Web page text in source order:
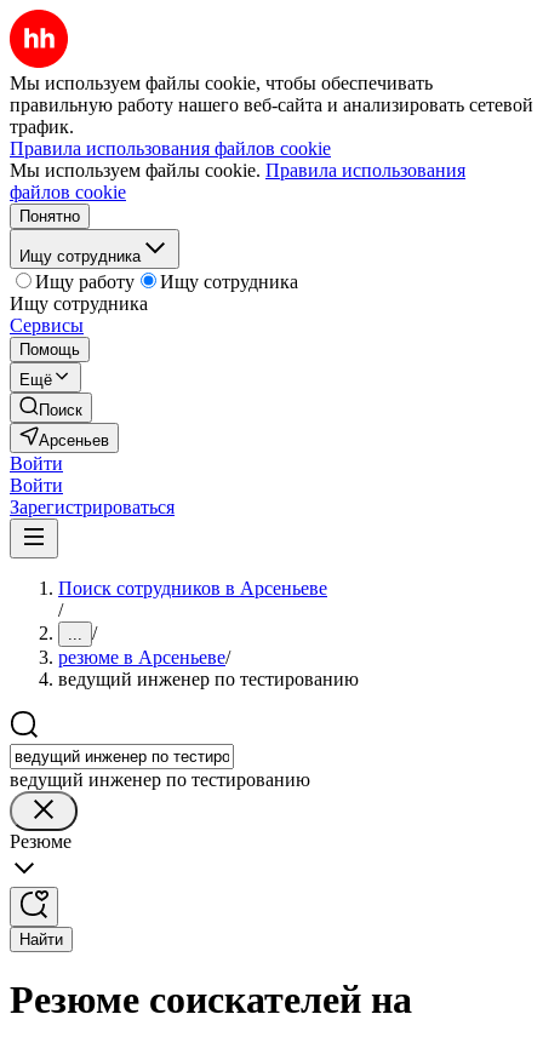
Мы используем файлы cookie, чтобы обеспечивать
правильную работу нашего веб-сайта и анализировать сетевой
трафик.
Правила использования файлов cookie
Мы используем файлы cookie. Правила использования
файлов cookie
Понятно
Ищу сотрудника
Ищу работу
Ищу сотрудника
Ищу сотрудника
Сервисы
Помощь
Ещё
Поиск
Арсеньев
Войти
Войти
Зарегистрироваться
Поиск сотрудников в Арсеньеве
/
... /
резюме в Арсеньеве/
ведущий инженер по тестированию
ведущий инженер по тестированию
Резюме
Найти
Резюме соискателей на